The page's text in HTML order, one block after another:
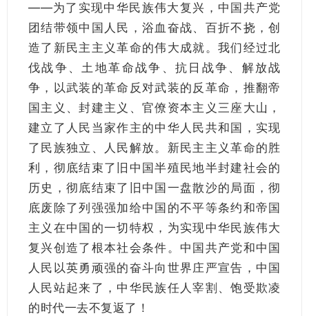
——为了实现中华民族伟大复兴，中国共产党
团结带领中国人民，浴血奋战、百折不挠，创
造了新民主主义革命的伟大成就。我们经过北
伐战争、土地革命战争、抗日战争、解放战
争，以武装的革命反对武装的反革命，推翻帝
国主义、封建主义、官僚资本主义三座大山，
建立了人民当家作主的中华人民共和国，实现
了民族独立、人民解放。新民主主义革命的胜
利，彻底结束了旧中国半殖民地半封建社会的
历史，彻底结束了旧中国一盘散沙的局面，彻
底废除了列强强加给中国的不平等条约和帝国
主义在中国的一切特权，为实现中华民族伟大
复兴创造了根本社会条件。中国共产党和中国
人民以英勇顽强的奋斗向世界庄严宣告，中国
人民站起来了，中华民族任人宰割、饱受欺凌
的时代一去不复返了！